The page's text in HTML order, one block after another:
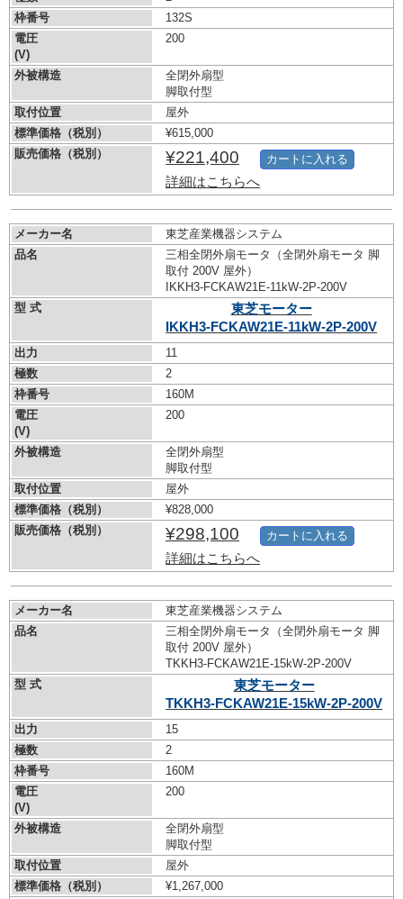
枠番号
132S
電圧
(V)
200
外被構造
全閉外扇型
脚取付型
取付位置
屋外
標準価格（税別）
¥615,000
販売価格（税別）
¥221,400
詳細はこちらへ
カートに入れる
メーカー名
東芝産業機器システム
品名
三相全閉外扇モータ（全閉外扇モータ 脚
取付 200V 屋外）
IKKH3-FCKAW21E-11kW-2P-200V
型 式
東芝モーター
IKKH3-FCKAW21E-11kW-2P-200V
出力
11
極数
2
枠番号
160M
電圧
(V)
200
外被構造
全閉外扇型
脚取付型
取付位置
屋外
標準価格（税別）
¥828,000
販売価格（税別）
¥298,100
詳細はこちらへ
カートに入れる
メーカー名
東芝産業機器システム
品名
三相全閉外扇モータ（全閉外扇モータ 脚
取付 200V 屋外）
TKKH3-FCKAW21E-15kW-2P-200V
型 式
東芝モーター
TKKH3-FCKAW21E-15kW-2P-200V
出力
15
極数
2
枠番号
160M
電圧
(V)
200
外被構造
全閉外扇型
脚取付型
取付位置
屋外
標準価格（税別）
¥1,267,000